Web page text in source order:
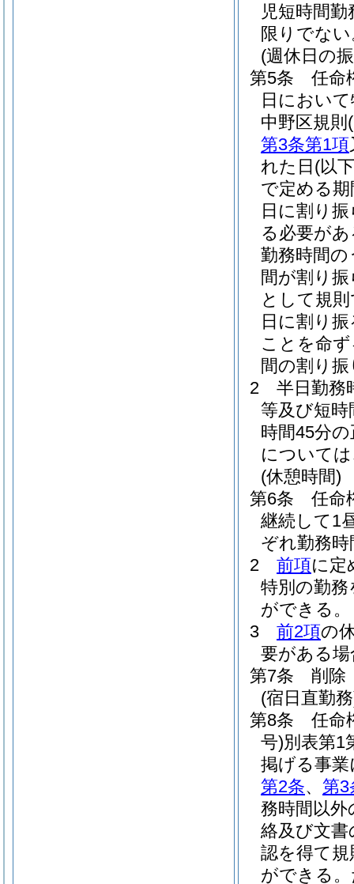
児短時間
限りでな
(週休日の
第5条
任命
日におい
中野区規則
第3条第1項
れた日 (以
で定める
日に割り
る必要が
勤務時間の
間が割り
として規
日に割り
ことを命
間の割り
2
半日勤務
等及び短時
時間45分
について
(休憩時間)
第6条
任命
継続して1
ぞれ勤務
2
前項に定
特別の勤
ができる。
3
前2項の
要がある
第7条
削除
(宿日直勤
第8条
任命
号)別表第1
掲げる事
第2条、 第3
務時間以
絡及び文
認を得て
ができる。